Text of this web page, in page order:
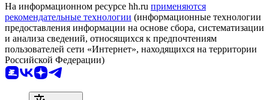
На информационном ресурсе hh.ru применяются
рекомендательные технологии (информационные технологии
предоставления информации на основе сбора, систематизации
и анализа сведений, относящихся к предпочтениям
пользователей сети «Интернет», находящихся на территории
Российской Федерации)